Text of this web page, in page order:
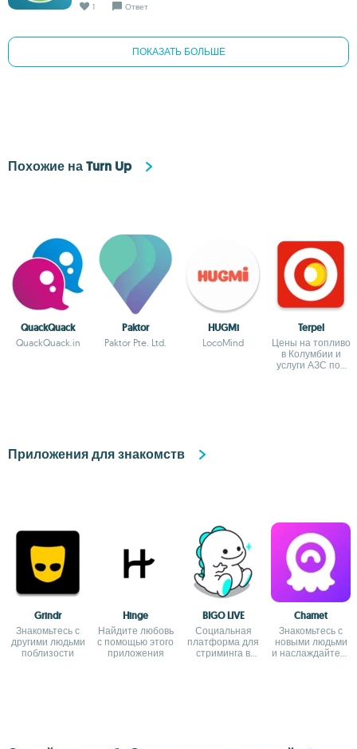
1 Ответ
ПОКАЗАТЬ БОЛЬШЕ
Похожие на Turn Up
QuackQuack
QuackQuack.in
Paktor
Paktor Pte. Ltd.
HUGMi
LocoMind
Terpel
Цены на топливо
в Колумбии и
услуги АЗС под
Приложения для знакомств
Grindr
Знакомьтесь с
другими людьми
поблизости
Hinge
Найдите любовь
с помощью этого
приложения
BIGO LIVE
Социальная
платформа для
стриминга в
Chamet
Знакомьтесь с
новыми людьми
и наслаждайтесь